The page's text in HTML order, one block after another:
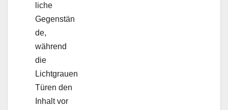
liche
Gegenstän
de,
während
die
Lichtgrauen
Türen den
Inhalt vor